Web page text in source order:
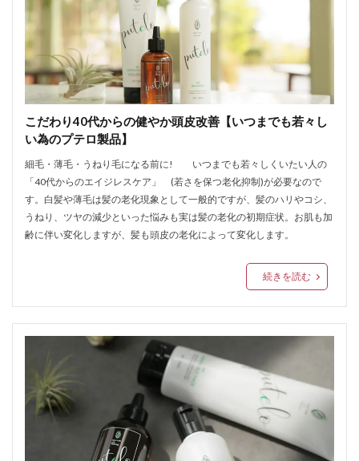
こだわり40代からの健やか頭皮改善【いつまでも若々し
い為のプテロ製品】
細毛・薄毛・うねり毛になる前に! いつまでも若々しくいたい人の
「40代からのエイジレスケア」 (若さを保つ老化抑制)が必要なので
す。白髪や薄毛は髪の老化現象として一般的ですが、髪のハリやコシ、
うねり、ツヤの減少といった悩みも実は髪の老化の初期症状。お肌も加
齢に伴い変化しますが、髪も頭皮の老化によって変化します。
続きを読む